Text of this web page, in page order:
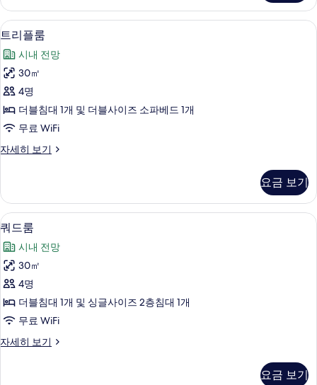
세
히
보
트
리
플
룸
사
진
두
기
객실 내 금고, 책상, 간이 침대, 무료 WiFi
5
트리플룸
시내 전망
30㎡
4명
더블침대 1개 및 더블사이즈 소파베드 1개
무료 WiFi
자세히 보기
트
자
세
히
보
기
요금 보기
쿼
드
룸
사
진
모
보
객실 내 금고, 책상, 간이 침대, 무료 WiFi
6
쿼드룸
시내 전망
30㎡
4명
더블침대 1개 및 싱글사이즈 2층침대 1개
무료 WiFi
자세히 보기
쿼
요금 보기